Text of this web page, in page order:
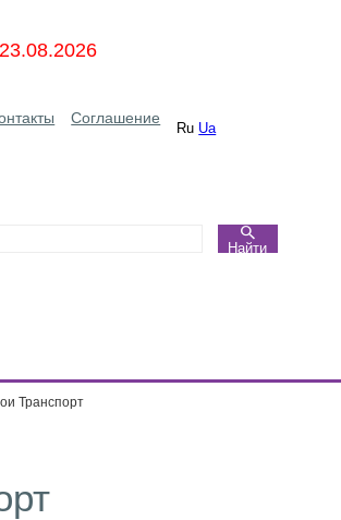
Соглашение
Ru Ua
Найти
Транспорт